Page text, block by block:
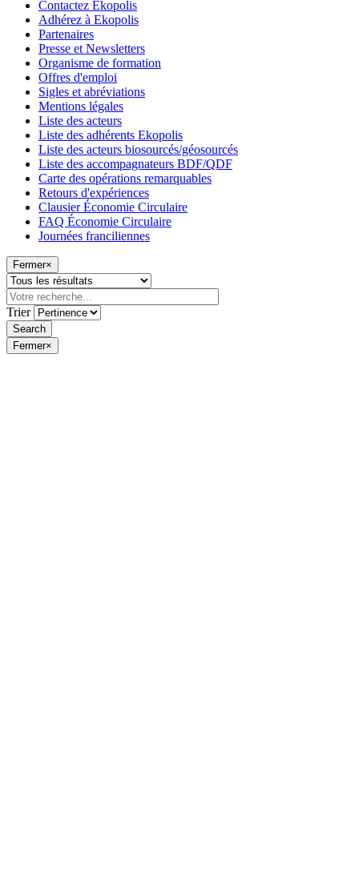
Contactez Ekopolis
Adhérez à Ekopolis
Partenaires
Presse et Newsletters
Organisme de formation
Offres d'emploi
Sigles et abréviations
Mentions légales
Liste des acteurs
Liste des adhérents Ekopolis
Liste des acteurs biosourcés/géosourcés
Liste des accompagnateurs BDF/QDF
Carte des opérations remarquables
Retours d'expériences
Clausier Économie Circulaire
FAQ Économie Circulaire
Journées franciliennes
Fermer×
Trier
Fermer×